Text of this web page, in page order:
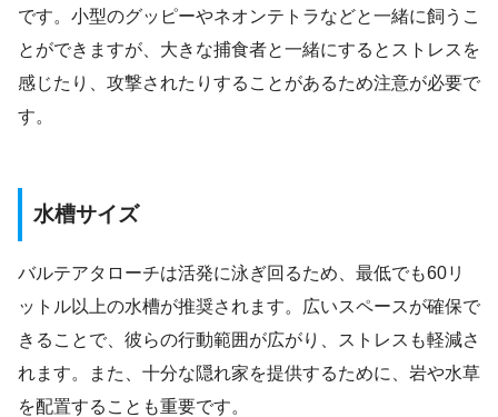
です。小型のグッピーやネオンテトラなどと一緒に飼うこ
とができますが、大きな捕食者と一緒にするとストレスを
感じたり、攻撃されたりすることがあるため注意が必要で
す。
水槽サイズ
バルテアタローチは活発に泳ぎ回るため、最低でも60リ
ットル以上の水槽が推奨されます。広いスペースが確保で
きることで、彼らの行動範囲が広がり、ストレスも軽減さ
れます。また、十分な隠れ家を提供するために、岩や水草
を配置することも重要です。